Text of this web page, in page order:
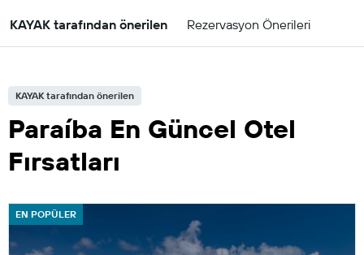
KAYAK tarafından önerilen Rezervasyon Önerileri
KAYAK tarafından önerilen
Paraíba En Güncel Otel
Fırsatları
EN POPÜLER